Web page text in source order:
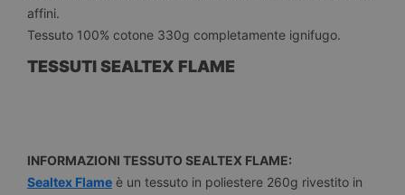
affini.
Tessuto 100% cotone 330g completamente ignifugo.
TESSUTI SEALTEX FLAME
INFORMAZIONI TESSUTO SEALTEX FLAME:
Sealtex Flame è un tessuto in poliestere 260g rivestito in